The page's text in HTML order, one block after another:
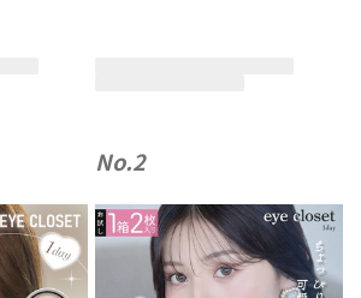
No.2